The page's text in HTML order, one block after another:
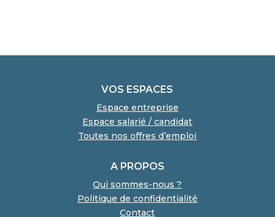
VOS ESPACES
Espace entreprise
Espace salarié / candidat
Toutes nos offres d’emploi
A PROPOS
Qui sommes-nous ?
Politique de confidentialité
Contact